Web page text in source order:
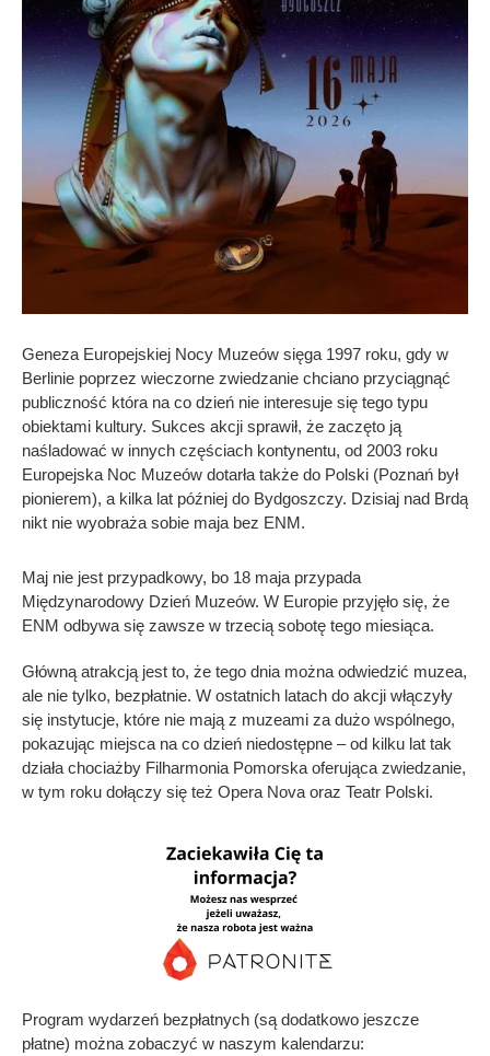
Geneza Europejskiej Nocy Muzeów sięga 1997 roku, gdy w
Berlinie poprzez wieczorne zwiedzanie chciano przyciągnąć
publiczność która na co dzień nie interesuje się tego typu
obiektami kultury. Sukces akcji sprawił, że zaczęto ją
naśladować w innych częściach kontynentu, od 2003 roku
Europejska Noc Muzeów dotarła także do Polski (Poznań był
pionierem), a kilka lat później do Bydgoszczy. Dzisiaj nad Brdą
nikt nie wyobraża sobie maja bez ENM.
Maj nie jest przypadkowy, bo 18 maja przypada
Międzynarodowy Dzień Muzeów. W Europie przyjęło się, że
ENM odbywa się zawsze w trzecią sobotę tego miesiąca.
Główną atrakcją jest to, że tego dnia można odwiedzić muzea,
ale nie tylko, bezpłatnie. W ostatnich latach do akcji włączyły
się instytucje, które nie mają z muzeami za dużo wspólnego,
pokazując miejsca na co dzień niedostępne – od kilku lat tak
działa chociażby Filharmonia Pomorska oferująca zwiedzanie,
w tym roku dołączy się też Opera Nova oraz Teatr Polski.
Program wydarzeń bezpłatnych (są dodatkowo jeszcze
płatne) można zobaczyć w naszym kalendarzu: